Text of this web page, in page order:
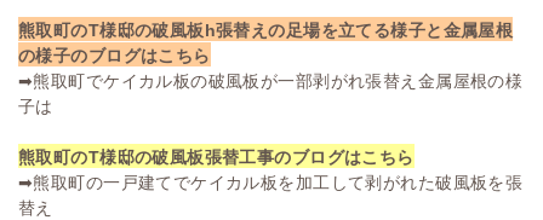
熊取町のT様邸の破風板h張替えの足場を立てる様子と金属屋根
の様子のブログはこちら
➡熊取町でケイカル板の破風板が一部剥がれ張替え金属屋根の様
子は
熊取町のT様邸の破風板張替工事のブログはこちら
➡熊取町の一戸建てでケイカル板を加工して剥がれた破風板を張
替え